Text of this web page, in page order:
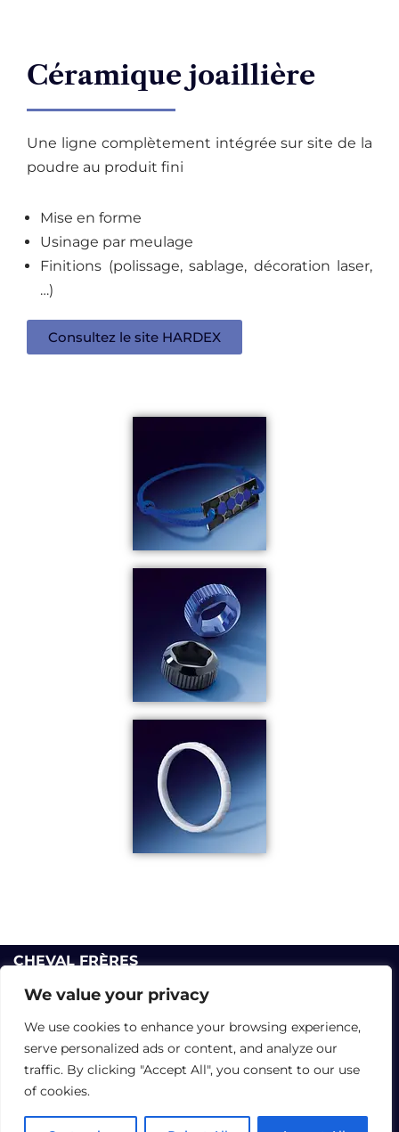
We value your privacy
We use cookies to enhance your browsing experience,
serve personalized ads or content, and analyze our
traffic. By clicking "Accept All", you consent to our use
of cookies.
Céramique joaillière
Une ligne complètement intégrée sur site de la
poudre au produit fini
Mise en forme
Usinage par meulage
Finitions (polissage, sablage, décoration laser,
…)
Consultez le site HARDEX
CHEVAL FRÈRES
12 Rue Lirenne - 25480 École-Valentin - FRANCE
+33 3 81 40 56 00
Formulaire de contact
Données personnelles|Informations légales